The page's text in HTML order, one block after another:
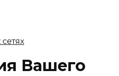
Вашего